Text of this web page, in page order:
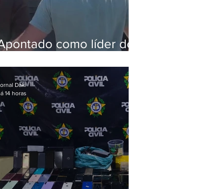
como líder de
aposentados é
Daki
14 horas